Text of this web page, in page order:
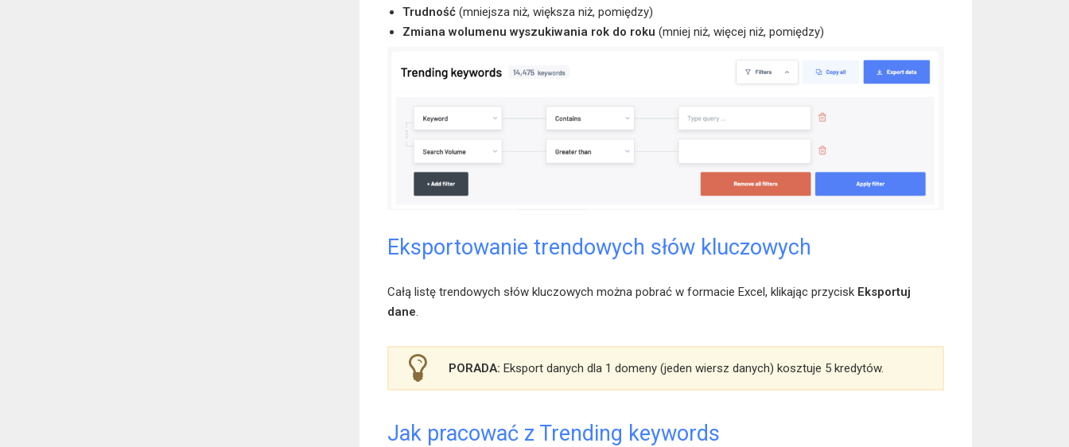
Trudność (mniejsza niż, większa niż, pomiędzy)
Zmiana wolumenu wyszukiwania rok do roku (mniej niż, więcej niż, pomiędzy)
Eksportowanie trendowych słów kluczowych
Całą listę trendowych słów kluczowych można pobrać w formacie Excel, klikając przycisk Eksportuj
dane.
PORADA: Eksport danych dla 1 domeny (jeden wiersz danych) kosztuje 5 kredytów.
Jak pracować z Trending keywords